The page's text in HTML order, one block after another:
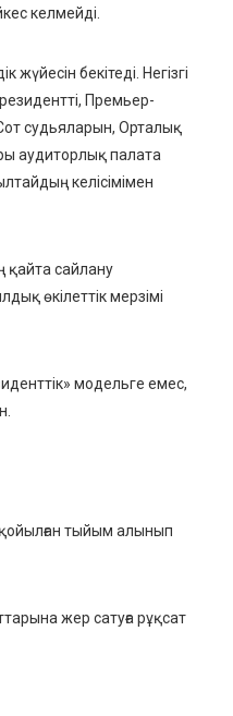
келмейді.
жүйесін бекітеді. Негізгі
Премьер-
судьяларын, Орталық
аудиторлық палата
келісімімен
қайта сайлану
өкілеттік мерзімі
модельге емес,
қойылған тыйым алынып
жер сатуға рұқсат